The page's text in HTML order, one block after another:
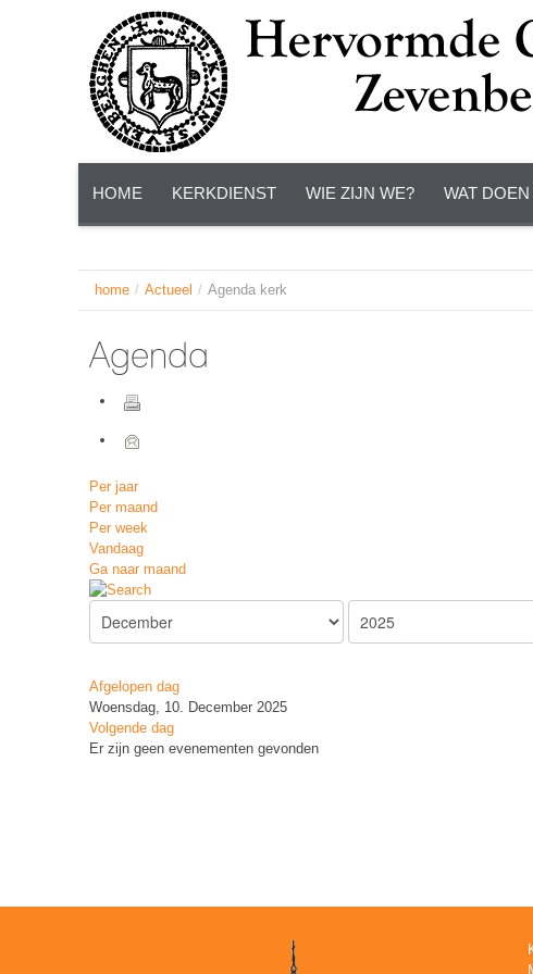
HOME KERKDIENST WIE ZIJN WE? WAT
home / Actueel / Agenda kerk
Agenda
Per jaar
Per maand
Per week
Vandaag
Ga naar maand
Afgelopen dag
Woensdag, 10. December 2025
Volgende dag
Er zijn geen evenementen gevonden